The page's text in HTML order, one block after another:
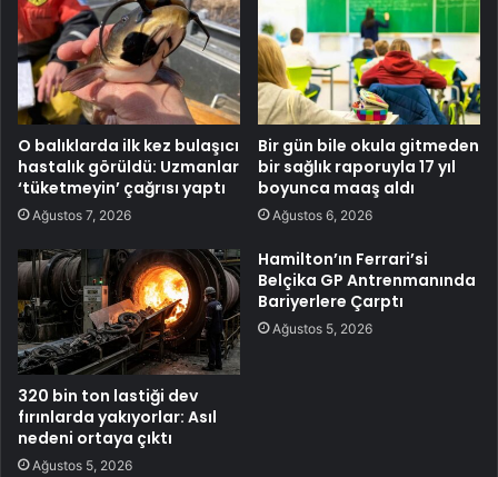
O balıklarda ilk kez bulaşıcı
hastalık görüldü: Uzmanlar
‘tüketmeyin’ çağrısı yaptı
Ağustos 7, 2026
Bir gün bile okula gitmeden
bir sağlık raporuyla 17 yıl
boyunca maaş aldı
Ağustos 6, 2026
320 bin ton lastiği dev
fırınlarda yakıyorlar: Asıl
nedeni ortaya çıktı
Ağustos 5, 2026
Hamilton’ın Ferrari’si
Belçika GP Antrenmanında
Bariyerlere Çarptı
Ağustos 5, 2026